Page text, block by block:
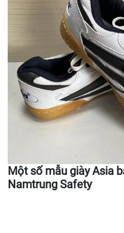
Một số mẫu giày Asia
Namtrung Safety